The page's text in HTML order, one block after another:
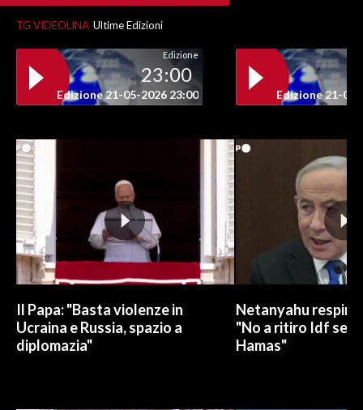
TG VIDEOLINA Ultime Edizioni
Edizione
23:00
Edizione 21-05-2026 23:00 Edizione 21-05-
Il Papa: "Basta violenze in
Ucraina e Russia, spazio a
diplomazia"
Netanyahu
"No a ritiro Idf
Hamas"